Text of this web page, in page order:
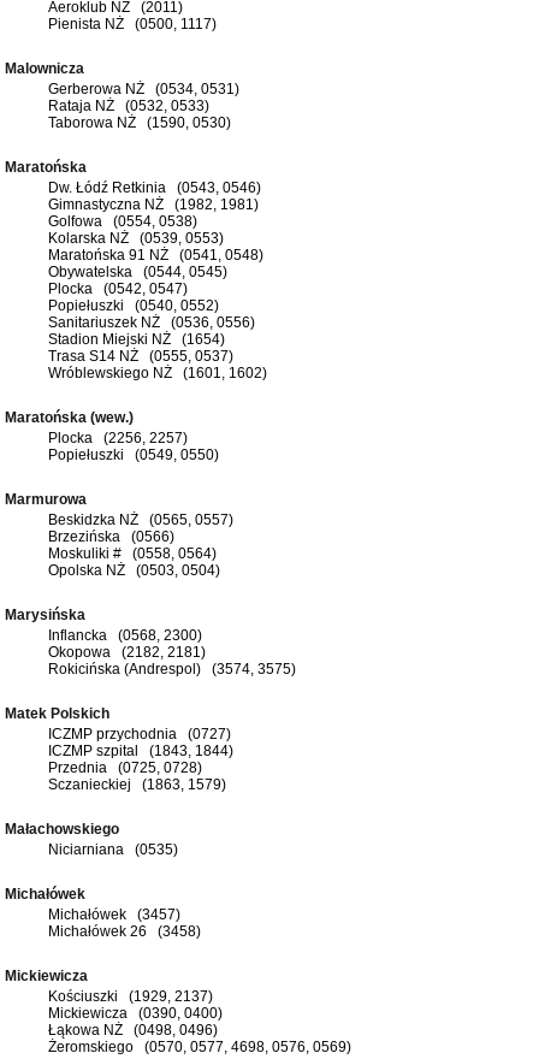
Aeroklub NŻ (2011)
Pienista NŻ (0500, 1117)
Malownicza
Gerberowa NŻ (0534, 0531)
Rataja NŻ (0532, 0533)
Taborowa NŻ (1590, 0530)
Maratońska
Dw. Łódź Retkinia (0543, 0546)
Gimnastyczna NŻ (1982, 1981)
Golfowa (0554, 0538)
Kolarska NŻ (0539, 0553)
Maratońska 91 NŻ (0541, 0548)
Obywatelska (0544, 0545)
Plocka (0542, 0547)
Popiełuszki (0540, 0552)
Sanitariuszek NŻ (0536, 0556)
Stadion Miejski NŻ (1654)
Trasa S14 NŻ (0555, 0537)
Wróblewskiego NŻ (1601, 1602)
Maratońska (wew.)
Plocka (2256, 2257)
Popiełuszki (0549, 0550)
Marmurowa
Beskidzka NŻ (0565, 0557)
Brzezińska (0566)
Moskuliki # (0558, 0564)
Opolska NŻ (0503, 0504)
Marysińska
Inflancka (0568, 2300)
Okopowa (2182, 2181)
Rokicińska (Andrespol) (3574, 3575)
Matek Polskich
ICZMP przychodnia (0727)
ICZMP szpital (1843, 1844)
Przednia (0725, 0728)
Sczanieckiej (1863, 1579)
Małachowskiego
Niciarniana (0535)
Michałówek
Michałówek (3457)
Michałówek 26 (3458)
Mickiewicza
Kościuszki (1929, 2137)
Mickiewicza (0390, 0400)
Łąkowa NŻ (0498, 0496)
Żeromskiego (0570, 0577, 4698, 0576, 0569)